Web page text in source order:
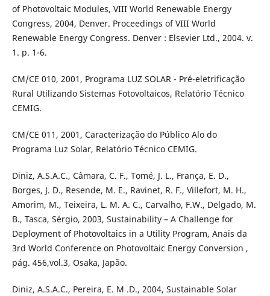
of Photovoltaic Modules, VIII World Renewable Energy
Congress, 2004, Denver. Proceedings of VIII World
Renewable Energy Congress. Denver : Elsevier Ltd., 2004. v.
1. p. 1-6.
CM/CE 010, 2001, Programa LUZ SOLAR - Pré-eletrificação
Rural Utilizando Sistemas Fotovoltaicos, Relatório Técnico
CEMIG.
CM/CE 011, 2001, Caracterização do Público Alo do
Programa Luz Solar, Relatório Técnico CEMIG.
Diniz, A.S.A.C., Câmara, C. F., Tomé, J. L., França, E. D.,
Borges, J. D., Resende, M. E., Ravinet, R. F., Villefort, M. H.,
Amorim, M., Teixeira, L. M. A. C., Carvalho, F.W., Delgado, M.
B., Tasca, Sérgio, 2003, Sustainability – A Challenge for
Deployment of Photovoltaics in a Utility Program, Anais da
3rd World Conference on Photovoltaic Energy Conversion ,
pág. 456,vol.3, Osaka, Japão.
Diniz, A.S.A.C., Pereira, E. M .D., 2004, Sustainable Solar